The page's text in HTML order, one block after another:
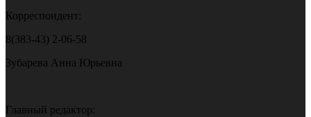
Корреспондент:
8(383-43) 2-06-58
Зубарева Анна Юрьевна
Главный редактор: